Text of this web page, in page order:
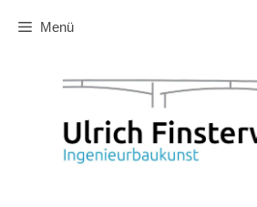
Inhalt Menü